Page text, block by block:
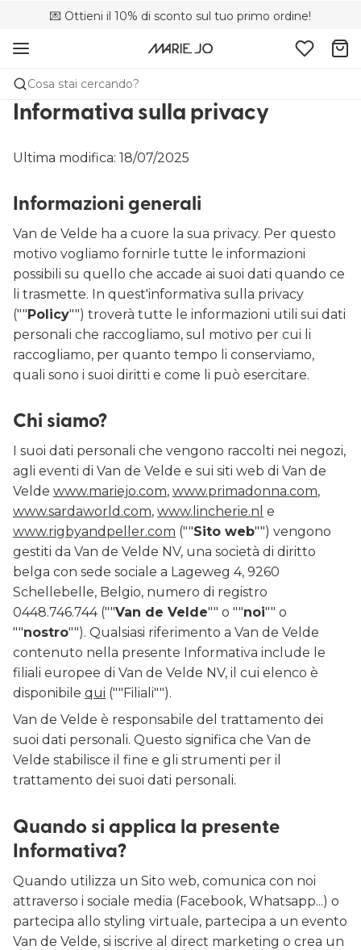
💌 Ottieni il 10% di sconto sul tuo primo ordine!
🚚 Consegna gratuita sopra i €75
📦 Resi gratuiti
Cosa stai cercando?
Informativa sulla privacy
Ultima modifica: 18/07/2025
Informazioni generali
Van de Velde ha a cuore la sua privacy. Per questo
motivo vogliamo fornirle tutte le informazioni
possibili su quello che accade ai suoi dati quando ce
li trasmette. In quest'informativa sulla privacy
("" Policy"") troverà tutte le informazioni utili sui dati
personali che raccogliamo, sul motivo per cui li
raccogliamo, per quanto tempo li conserviamo,
quali sono i suoi diritti e come li può esercitare.
Chi siamo?
I suoi dati personali che vengono raccolti nei negozi,
agli eventi di Van de Velde e sui siti web di Van de
Velde www.mariejo.com, www.primadonna.com,
www.sardaworld.com, www.lincherie.nl e
www.rigbyandpeller.com (""Sito web"") vengono
gestiti da Van de Velde NV, una società di diritto
belga con sede sociale a Lageweg 4, 9260
Schellebelle, Belgio, numero di registro
0448.746.744 (""Van de Velde"" o ""noi"" o
""nostro""). Qualsiasi riferimento a Van de Velde
contenuto nella presente Informativa include le
filiali europee di Van de Velde NV, il cui elenco è
disponibile qui (""Filiali"").
Van de Velde è responsabile del trattamento dei
suoi dati personali. Questo significa che Van de
Velde stabilisce il fine e gli strumenti per il
trattamento dei suoi dati personali.
Quando si applica la presente
Informativa?
Quando utilizza un Sito web, comunica con noi
attraverso i sociale media (Facebook, Whatsapp...) o
partecipa allo styling virtuale, partecipa a un evento
Van de Velde, si iscrive al direct marketing o crea un